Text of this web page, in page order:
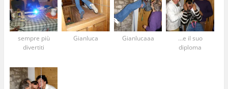
sempre più
divertiti
Gianluca Gianlucaaa
…e il suo
diploma